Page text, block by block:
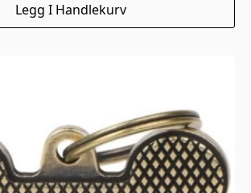
Legg I Handlekurv